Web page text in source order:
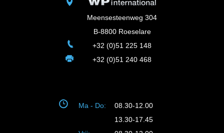
Meensesteenweg 304
B-8800 Roeselare
+32 (0)51 225 148
+32 (0)51 240 468
Ma - Do:
08.30-12.00
13.30-17.45